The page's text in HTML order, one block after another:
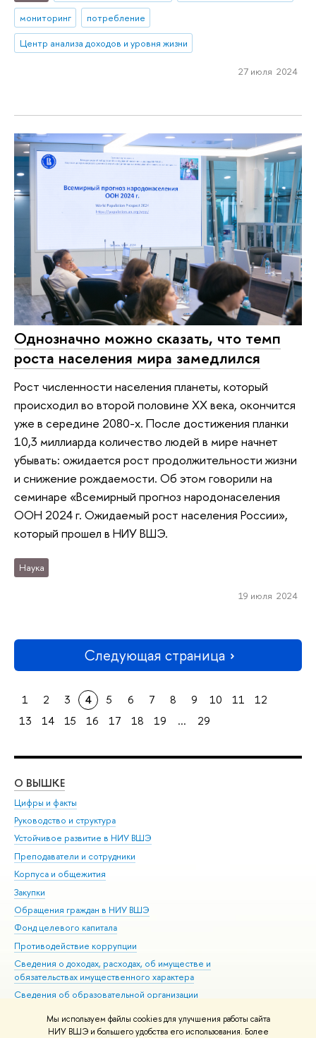
Мы используем файлы cookies для улучшения работы сайта
НИУ ВШЭ и большего удобства его использования. Более
мониторинг
потребление
Центр анализа доходов и уровня жизни
27 июля 2024
Однозначно можно сказать, что темп
роста населения мира замедлился
Рост численности населения планеты, который
происходил во второй половине XX века, окончится
уже в середине 2080-х. После достижения планки
10,3 миллиарда количество людей в мире начнет
убывать: ожидается рост продолжительности жизни
и снижение рождаемости. Об этом говорили на
семинаре «Всемирный прогноз народонаселения
ООН 2024 г. Ожидаемый рост населения России»,
который прошел в НИУ ВШЭ.
Наука
19 июля 2024
Следующая страница
1 2 3 4 5 6 7 8 9 10 11
12
13
14 15 16 17 18 19 ... 29
О ВЫШКЕ
Цифры и факты
Руководство и структура
Устойчивое развитие в НИУ ВШЭ
Преподаватели и сотрудники
Корпуса и общежития
Закупки
Обращения граждан в НИУ ВШЭ
Фонд целевого капитала
Противодействие коррупции
Сведения о доходах, расходах, об имуществе и
обязательствах имущественного характера
Сведения об образовательной организации
Людям с ограниченными возможностями здоровья
Единая платежная страница